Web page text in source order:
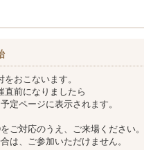
をおこないます。
直前になりましたら
定ページに表示されます。
対応のうえ、ご来場ください。
は、ご参加いただけません。